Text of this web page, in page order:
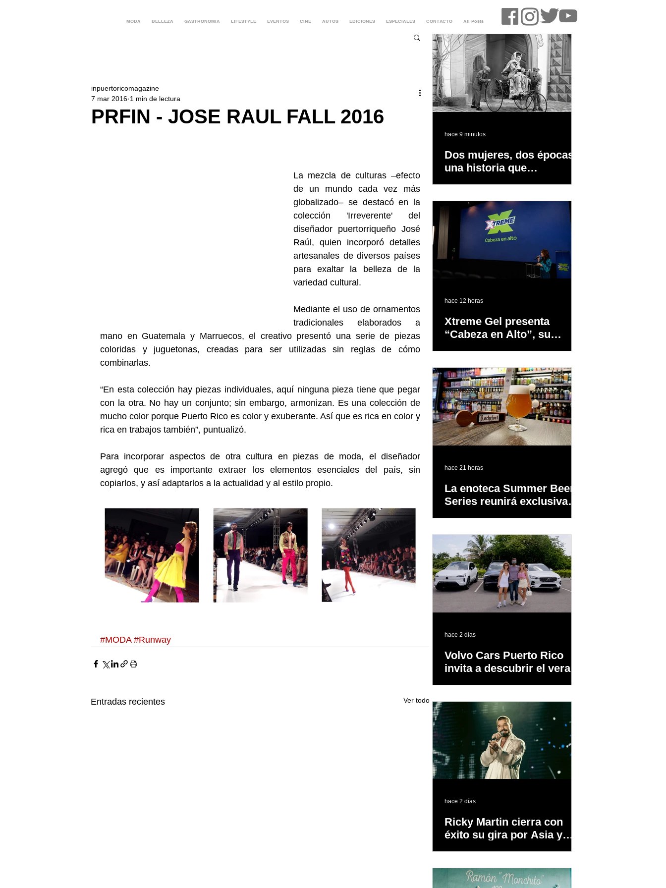
MODA BELLEZA GASTRONOMIA LIFESTYLE EVENTOS CINE AUTOS EDICIONES ESPECIALES CONTACTO All Posts
PRFIN - JOSE RAUL FALL 2016
inpuertoricomagazine
7 mar 2016 1 min de lectura
La mezcla de culturas –efecto
de un mundo cada vez más
globalizado– se destacó en la
colección 'Irreverente' del
diseñador puertorriqueño José
Raúl, quien incorporó detalles
artesanales de diversos países
para exaltar la belleza de la
variedad cultural.
Mediante el uso de ornamentos
tradicionales elaborados a
mano en Guatemala y Marruecos, el creativo presentó una serie de piezas
coloridas y juguetonas, creadas para ser utilizadas sin reglas de cómo
combinarlas.
“En esta colección hay piezas individuales, aquí ninguna pieza tiene que pegar
con la otra. No hay un conjunto; sin embargo, armonizan. Es una colección de
mucho color porque Puerto Rico es color y exuberante. Así que es rica en color y
rica en trabajos también”, puntualizó.
Para incorporar aspectos de otra cultura en piezas de moda, el diseñador
agregó que es importante extraer los elementos esenciales del país, sin
copiarlos, y así adaptarlos a la actualidad y al estilo propio.
#MODA #Runway
Entradas recientes Ver todo
Dos mujeres, dos épocas y
una historia que
hace 9 minutos
Xtreme Gel presenta
“Cabeza en Alto”, su
producido completamente
en Puerto Rico
hace 12 horas
La enoteca Summer Beer
Series reunirá exclusivas
público
hace 21 horas
Volvo Cars Puerto Rico
invita a descubrir el verano
hace 2 días
Ricky Martin cierra con
éxito su gira por Asia y
hace 2 días